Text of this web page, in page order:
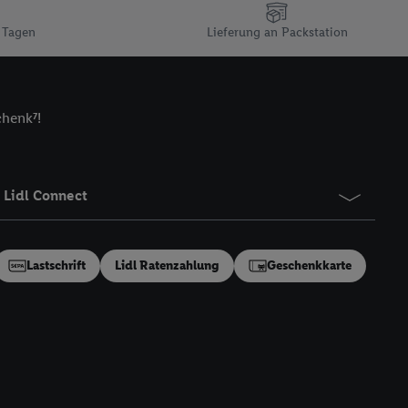
Lieferung an Packstation
Lidl Connect
Lastschrift Lidl Ratenzahlung Geschenkkarte
Online-Kennung
verwenden
E-Mail-
verfügbar ist.
und einer
von Dritten betrieben
speziell zur
generell zu
„Nutzung der
(nur für
Utiq